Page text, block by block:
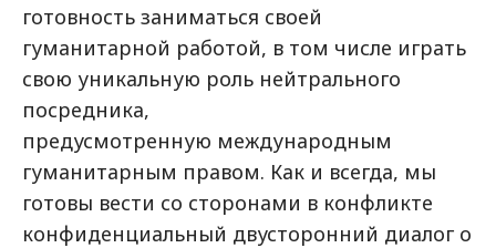
готовность заниматься своей
гуманитарной работой, в том числе играть
свою уникальную роль нейтрального
посредника,
предусмотренную международным
гуманитарным правом. Как и всегда, мы
готовы вести со сторонами в конфликте
конфиденциальный двусторонний диалог о